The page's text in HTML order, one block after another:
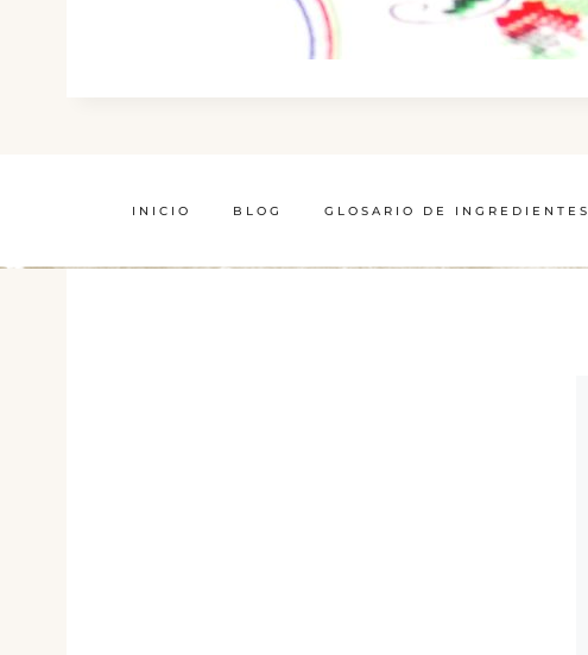
INICIO BLOG GLOSARIO DE INGREDIENTES